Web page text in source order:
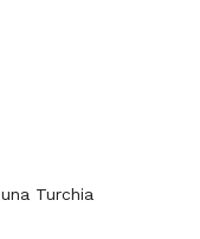
Turchia